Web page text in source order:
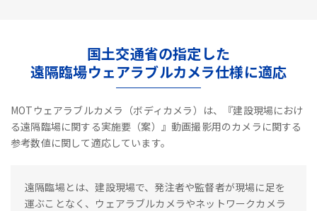
国土交通省の指定した
遠隔臨場ウェアラブルカメラ仕様に適応
MOTウェアラブルカメラ（ボディカメラ）は、『建設現場におけ
る遠隔臨場に関する実施要（案）』動画撮影用のカメラに関する
参考数値に関して適応しています。
遠隔臨場とは、建設現場で、発注者や監督者が現場に足を
運ぶことなく、ウェアラブルカメラやネットワークカメラ